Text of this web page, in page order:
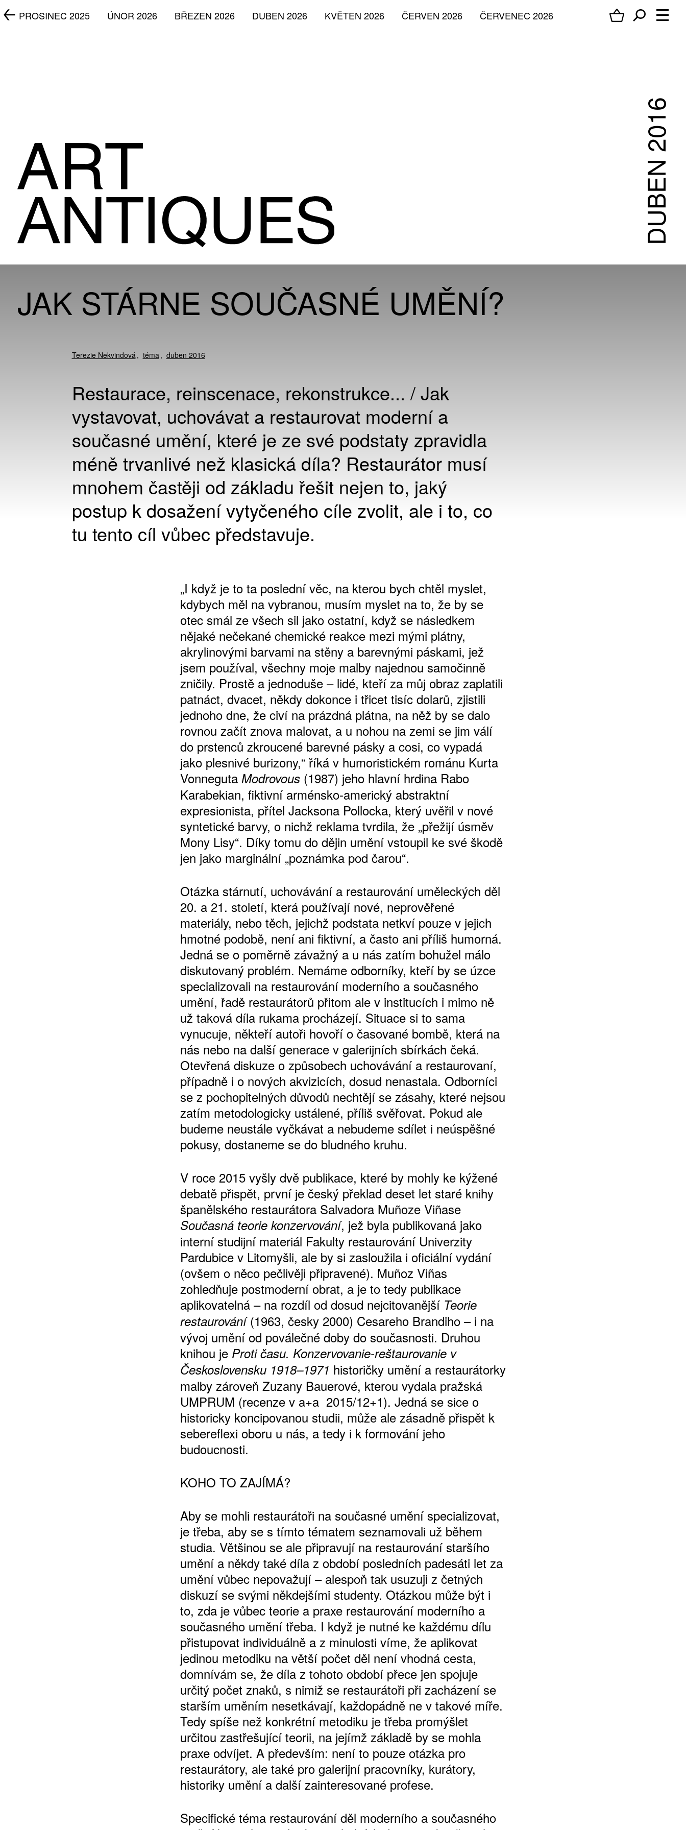
ČERVENEC 2026
ČERVEN 2026
KVĚTEN 2026
DUBEN 2026
BŘEZEN 2026
ÚNOR 2026
PROSINEC 2025
DUBEN 2016
JAK STÁRNE SOUČASNÉ UMĚNÍ?
Terezie Nekvindová téma duben 2016
Restaurace, reinscenace, rekonstrukce... / Jak
vystavovat, uchovávat a restaurovat moderní a
současné umění, které je ze své podstaty zpravidla
méně trvanlivé než klasická díla? Restaurátor musí
mnohem častěji od základu řešit nejen to, jaký
postup k dosažení vytyčeného cíle zvolit, ale i to, co
tu tento cíl vůbec představuje.
„I když je to ta poslední věc, na kterou bych chtěl myslet,
kdybych měl na vybranou, musím myslet na to, že by se
otec smál ze všech sil jako ostatní, když se následkem
nějaké nečekané chemické reakce mezi mými plátny,
akrylinovými barvami na stěny a barevnými páskami, jež
jsem používal, všechny moje malby najednou samočinně
zničily. Prostě a jednoduše – lidé, kteří za můj obraz zaplatili
patnáct, dvacet, někdy dokonce i třicet tisíc dolarů, zjistili
jednoho dne, že civí na prázdná plátna, na něž by se dalo
rovnou začít znova malovat, a u nohou na zemi se jim válí
do prstenců zkroucené barevné pásky a cosi, co vypadá
jako plesnivé burizony,“ říká v humoristickém románu Kurta
Vonneguta Modrovous (1987) jeho hlavní hrdina Rabo
Karabekian, fiktivní arménsko-americký abstraktní
expresionista, přítel Jacksona Pollocka, který uvěřil v nové
syntetické barvy, o nichž reklama tvrdila, že „přežijí úsměv
Mony Lisy“. Díky tomu do dějin umění vstoupil ke své škodě
jen jako marginální „poznámka pod čarou“.
Otázka stárnutí, uchovávání a restaurování uměleckých děl
20. a 21. století, která používají nové, neprověřené
materiály, nebo těch, jejichž podstata netkví pouze v jejich
hmotné podobě, není ani fiktivní, a často ani příliš humorná.
Jedná se o poměrně závažný a u nás zatím bohužel málo
diskutovaný problém. Nemáme odborníky, kteří by se úzce
specializovali na restaurování moderního a současného
umění, řadě restaurátorů přitom ale v institucích i mimo ně
už taková díla rukama procházejí. Situace si to sama
vynucuje, někteří autoři hovoří o časované bombě, která na
nás nebo na další generace v galerijních sbírkách čeká.
Otevřená diskuze o způsobech uchovávání a restaurovaní,
případně i o nových akvizicích, dosud nenastala. Odborníci
se z pochopitelných důvodů nechtějí se zásahy, které nejsou
zatím metodologicky ustálené, příliš svěřovat. Pokud ale
budeme neustále vyčkávat a nebudeme sdílet i neúspěšné
pokusy, dostaneme se do bludného kruhu.
V roce 2015 vyšly dvě publikace, které by mohly ke kýžené
debatě přispět, první je český překlad deset let staré knihy
španělského restaurátora Salvadora Muñoze Viñase
Současná teorie konzervování, jež byla publikovaná jako
interní studijní materiál Fakulty restaurování Univerzity
Pardubice v Litomyšli, ale by si zasloužila i oficiální vydání
(ovšem o něco pečlivěji připravené). Muñoz Viñas
zohledňuje postmoderní obrat, a je to tedy publikace
aplikovatelná – na rozdíl od dosud nejcitovanější Teorie
restaurování(1963, česky 2000) Cesareho Brandiho – i na
vývoj umění od poválečné doby do současnosti. Druhou
knihou je Proti času. Konzervovanie-reštaurovanie v
Československu 1918–1971 historičky umění a restaurátorky
malby zároveň Zuzany Bauerové, kterou vydala pražská
UMPRUM (recenze v a+a 2015/12+1). Jedná se sice o
historicky koncipovanou studii, může ale zásadně přispět k
sebereflexi oboru u nás, a tedy i k formování jeho
budoucnosti.
KOHO TO ZAJÍMÁ?
Aby se mohli restaurátoři na současné umění specializovat,
je třeba, aby se s tímto tématem seznamovali už během
studia. Většinou se ale připravují na restaurování staršího
umění a někdy také díla z období posledních padesáti let za
umění vůbec nepovažují – alespoň tak usuzuji z četných
diskuzí se svými někdejšími studenty. Otázkou může být i
to, zda je vůbec teorie a praxe restaurování moderního a
současného umění třeba. I když je nutné ke každému dílu
přistupovat individuálně a z minulosti víme, že aplikovat
jedinou metodiku na větší počet děl není vhodná cesta,
domnívám se, že díla z tohoto období přece jen spojuje
určitý počet znaků, s nimiž se restaurátoři při zacházení se
starším uměním nesetkávají, každopádně ne v takové míře.
Tedy spíše než konkrétní metodiku je třeba promýšlet
určitou zastřešující teorii, na jejímž základě by se mohla
praxe odvíjet. A především: není to pouze otázka pro
restaurátory, ale také pro galerijní pracovníky, kurátory,
historiky umění a další zainteresované profese.
Specifické téma restaurování děl moderního a současného
ROČNÍ PŘEDPLATNÉ
10 TIŠTĚNÝCH ČÍSEL
365 DNÍ ONLINE VERZE
ČLENSKÁ KARTA ARTCARD
KOUPIT PŘEDPLATNÉ